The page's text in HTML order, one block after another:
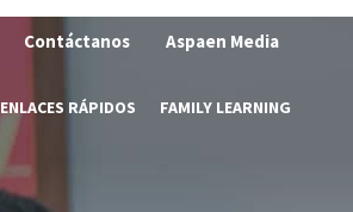
Contáctanos Aspaen Media
ENLACES RÁPIDOS FAMILY LEARNING